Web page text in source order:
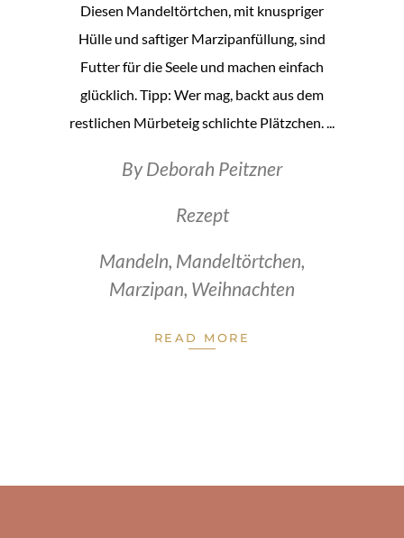
Diesen Mandeltörtchen, mit knuspriger
Hülle und saftiger Marzipanfüllung, sind
Futter für die Seele und machen einfach
glücklich. Tipp: Wer mag, backt aus dem
restlichen Mürbeteig schlichte Plätzchen.
ByDeborah Peitzner
Rezept
Mandeln, Mandeltörtchen,
Marzipan, Weihnachten
READ MORE